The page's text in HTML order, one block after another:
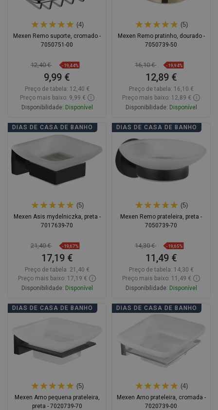
(4)
Mexen Remo suporte, cromado -
7050751-00
12,40 € -19,44%
9,99 €
Preço de tabela: 12,40 €
Preço mais baixo: 9,99 €
Disponibilidade: Disponível
Adicionar
Favoritos
Comparar
(5)
Mexen Remo pratinho, dourado -
7050739-50
16,10 € -19,94%
12,89 €
Preço de tabela: 16,10 €
Preço mais baixo: 12,89 €
Disponibilidade: Disponível
Adicionar
DIAS DE CASA DE BANHO
(5)
Mexen Asis mydelniczka, preta -
7017639-70
21,40 € -19,67%
17,19 €
Preço de tabela: 21,40 €
Preço mais baixo: 17,19 €
Disponibilidade: Disponível
Adicionar
DIAS DE CASA DE BANHO
(5)
Mexen Remo prateleira, preta -
7050739-70
14,30 € -19,65%
11,49 €
Preço de tabela: 14,30 €
Preço mais baixo: 11,49 €
Disponibilidade: Disponível
Adicionar
DIAS DE CASA DE BANHO
(5)
Mexen Arno pequena prateleira,
preta - 7020739-70
DIAS DE CASA DE BANHO
(4)
Mexen Arno prateleira, cromada -
7020739-00